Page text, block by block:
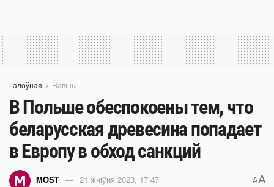
Галоўная Навіны
В Польше обеспокоены тем, что
беларусская древесина попадает
в Европу в обход санкций
MOST 21 жніўня 2023, 17:47 AA